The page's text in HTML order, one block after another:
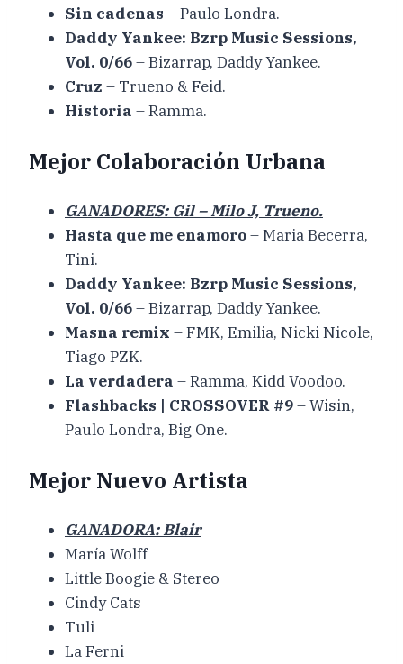
Sin cadenas – Paulo Londra.
Daddy Yankee: Bzrp Music Sessions,
Vol. 0/66– Bizarrap, Daddy Yankee.
Cruz – Trueno & Feid.
Historia – Ramma.
Mejor Colaboración Urbana
GANADORES: Gil – Milo J, Trueno.
Hasta que me enamoro– Maria Becerra,
Tini.
Daddy Yankee: Bzrp Music Sessions,
Vol. 0/66– Bizarrap, Daddy Yankee.
Masna remix – FMK, Emilia, Nicki Nicole,
Tiago PZK.
La verdadera – Ramma, Kidd Voodoo.
Flashbacks | CROSSOVER #9– Wisin,
Paulo Londra, Big One.
Mejor Nuevo Artista
GANADORA: Blair
María Wolff
Little Boogie & Stereo
Cindy Cats
Tuli
La Ferni